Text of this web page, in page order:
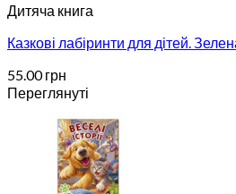
Дитяча книга
Казкові лабіринти для дітей.
55.00грн
Переглянуті